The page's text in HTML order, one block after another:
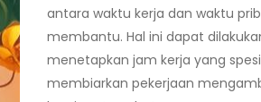
antara waktu kerja dan waktu
membantu. Hal ini dapat
menetapkan jam kerja yang
membiarkan pekerjaan